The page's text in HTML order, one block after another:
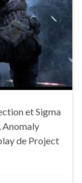
et Sigma
Anomaly
de Project